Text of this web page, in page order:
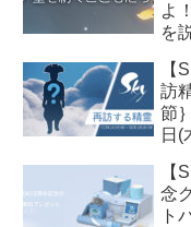
よ
を
【
訪
節
日(
【
念
ト